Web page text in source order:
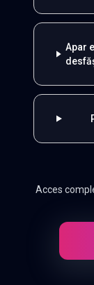
Apar
Acces